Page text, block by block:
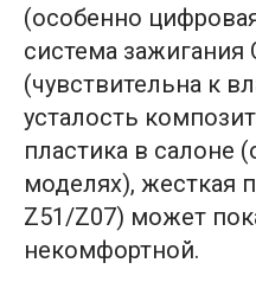
(особенно
система зажигания
(чувствительна к
усталость
пластика в салоне
моделях), жесткая
Z51/Z07) может
некомфортной.